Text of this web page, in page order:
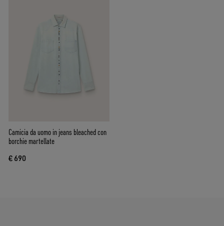
Camicia da uomo in jeans bleached con
borchie martellate
€ 690